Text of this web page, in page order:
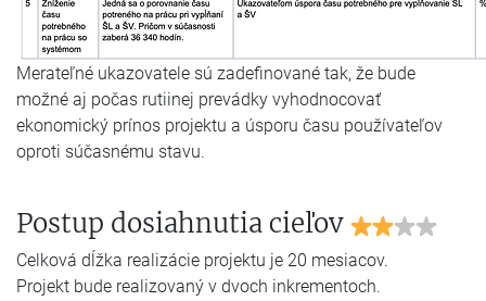
Merateľné ukazovatele sú zadefinované tak, že bude
možné aj počas rutiinej prevádky vyhodnocovať
ekonomický prínos projektu a úsporu času používateľov
oproti súčasnému stavu.
Postup dosiahnutia cieľov
Celková dĺžka realizácie projektu je 20 mesiacov.
Projekt bude realizovaný v dvoch inkrementoch.